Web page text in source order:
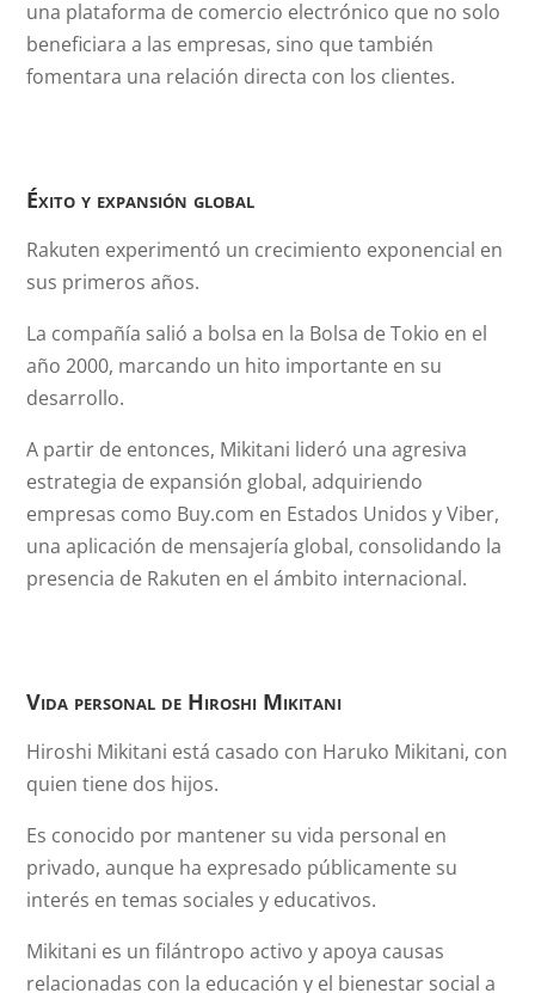
una plataforma de comercio electrónico que no solo
beneficiara a las empresas, sino que también
fomentara una relación directa con los clientes.
Éxito y expansión global
Rakuten experimentó un crecimiento exponencial en
sus primeros años.
La compañía salió a bolsa en la Bolsa de Tokio en el
año 2000, marcando un hito importante en su
desarrollo.
A partir de entonces, Mikitani lideró una agresiva
estrategia de expansión global, adquiriendo
empresas como Buy.com en Estados Unidos y Viber,
una aplicación de mensajería global, consolidando la
presencia de Rakuten en el ámbito internacional.
Vida personal de Hiroshi Mikitani
Hiroshi Mikitani está casado con Haruko Mikitani, con
quien tiene dos hijos.
Es conocido por mantener su vida personal en
privado, aunque ha expresado públicamente su
interés en temas sociales y educativos.
Mikitani es un filántropo activo y apoya causas
relacionadas con la educación y el bienestar social a